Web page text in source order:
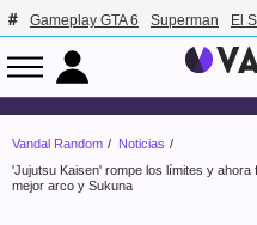
Gameplay GTA 6 Superman El
Vandal Random
Noticias
'Jujutsu Kaisen' rompe los límites y
mejor arco y Sukuna